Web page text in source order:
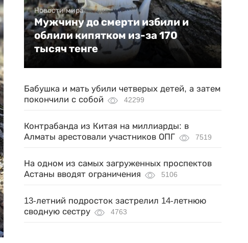
Новости мира
Мужчину до смерти избили и
облили кипятком из-за 170
тысяч тенге
Бабушка и мать убили четверых детей, а затем
покончили с собой
42299
Контрабанда из Китая на миллиарды: в
Алматы арестовали участников ОПГ
7519
На одном из самых загруженных проспектов
Астаны вводят ограничения
5106
13-летний подросток застрелил 14-летнюю
сводную сестру
4763